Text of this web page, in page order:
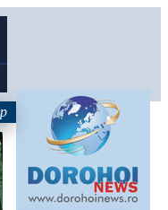
pe 1 septembrie: